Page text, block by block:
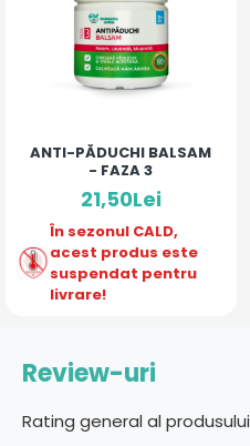
ANTI-PĂDUCHI BALSAM
- FAZA 3
21,50Lei
În sezonul CALD,
acest produs este
suspendat pentru
livrare!
Review-uri
Rating general al produsului